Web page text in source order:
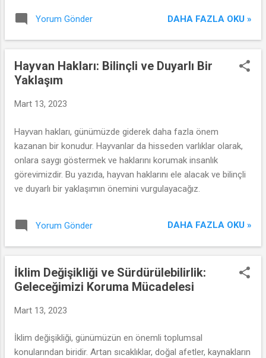
Yorum Gönder DAHA FAZLA OKU »
Hayvan Hakları: Bilinçli ve Duyarlı Bir
Yaklaşım
Mart 13, 2023
Hayvan hakları, günümüzde giderek daha fazla önem
kazanan bir konudur. Hayvanlar da hisseden varlıklar olarak,
onlara saygı göstermek ve haklarını korumak insanlık
görevimizdir. Bu yazıda, hayvan haklarını ele alacak ve bilinçli
ve duyarlı bir yaklaşımın önemini vurgulayacağız.
Yorum Gönder DAHA FAZLA OKU »
İklim Değişikliği ve Sürdürülebilirlik:
Geleceğimizi Koruma Mücadelesi
Mart 13, 2023
İklim değişikliği, günümüzün en önemli toplumsal
konularından biridir. Artan sıcaklıklar, doğal afetler, kaynakların